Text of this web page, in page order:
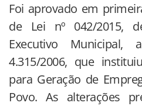
Foi aprovado em
de Lei nº 042/2015,
Executivo
4.315/2006, que
para Geração de
Povo. As alterações